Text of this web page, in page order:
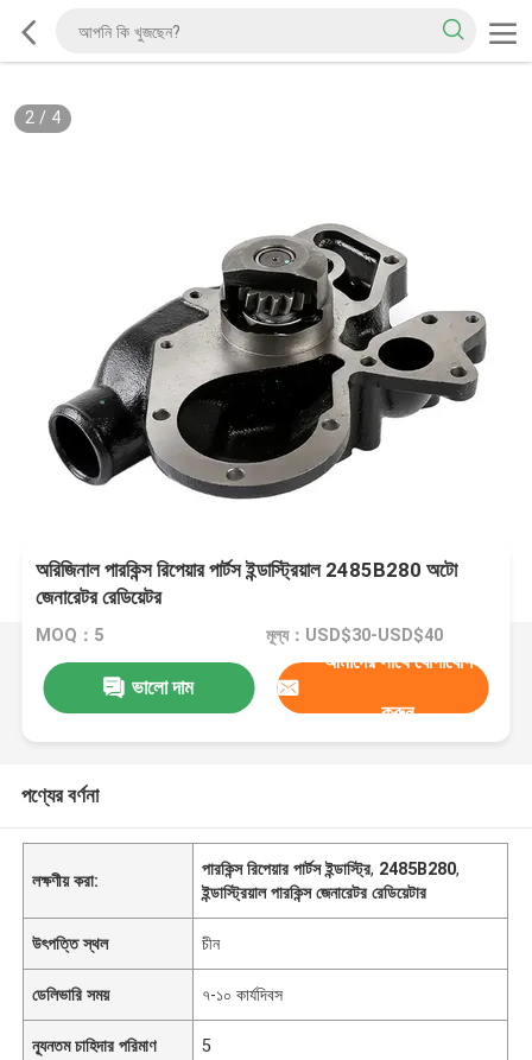
2/ 4
অরিজিনাল পারকিন্স রিপেয়ার পার্টস ইন্ডাস্ট্রিয়াল 2485B280 অটো
জেনারেটর রেডিয়েটর
MOQ：5 মূল্য：USD$30-USD$40
ভালো দাম
আমাদের সাথে যোগাযোগ
করুন
পণ্যের বর্ণনা
লক্ষণীয় করা:
পারকিন্স রিপেয়ার পার্টস ইন্ডাস্ট্রি, 2485B280,
ইন্ডাস্ট্রিয়াল পারকিন্স জেনারেটর রেডিয়েটার
উৎপত্তি স্থল চীন
ডেলিভারি সময় ৭-১০ কার্যদিবস
ন্যূনতম চাহিদার পরিমাণ 5